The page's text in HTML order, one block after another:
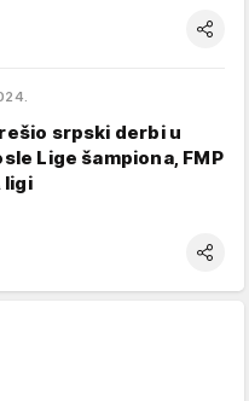
srpski derbi u
Lige šampiona, FMP
ligi